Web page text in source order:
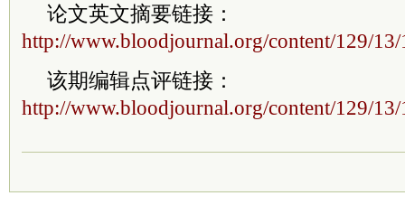
论文英文摘要链接：
http://www.bloodjournal.org/content/129/
该期编辑点评链接：
http://www.bloodjournal.org/content/129/